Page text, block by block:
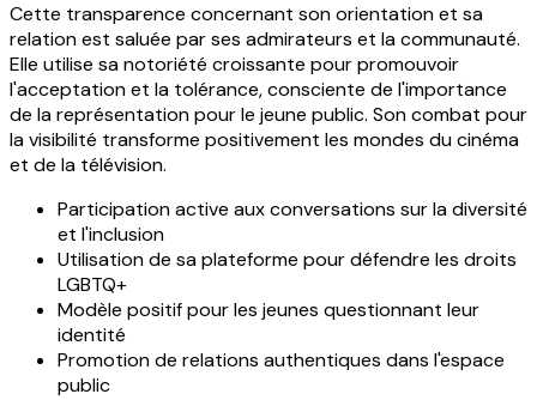
Cette transparence concernant son orientation et sa
relation est saluée par ses admirateurs et la communauté.
Elle utilise sa notoriété croissante pour promouvoir
l'acceptation et la tolérance, consciente de l'importance
de la représentation pour le jeune public. Son combat pour
la visibilité transforme positivement les mondes du cinéma
et de la télévision.
Participation active aux conversations sur la diversité
et l'inclusion
Utilisation de sa plateforme pour défendre les droits
LGBTQ+
Modèle positif pour les jeunes questionnant leur
identité
Promotion de relations authentiques dans l'espace
public